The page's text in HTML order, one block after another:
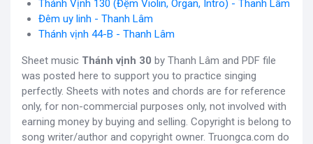
Thánh Vịnh 130 (Đệm Violin, Organ, Intro) - Thanh Lâm
Đêm uy linh - Thanh Lâm
Thánh vịnh 44-B - Thanh Lâm
Sheet music Thánh vịnh 30 by Thanh Lâm and PDF file
was posted here to support you to practice singing
perfectly. Sheets with notes and chords are for reference
only, for non-commercial purposes only, not involved with
earning money by buying and selling. Copyright is belong to
song writer/author and copyright owner. Truongca.com do